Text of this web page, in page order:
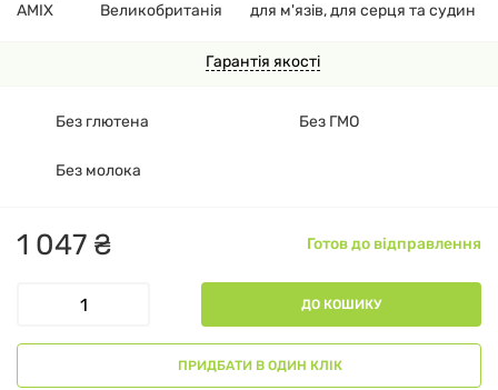
Гарантія якості
1 047 ₴ Готов до відправлення
ДО КОШИКУ
ПРИДБАТИ В ОДИН КЛІК
Без глютена Без ГМО
Без молока
AMIX Великобританія для м'язів, для серця та судин